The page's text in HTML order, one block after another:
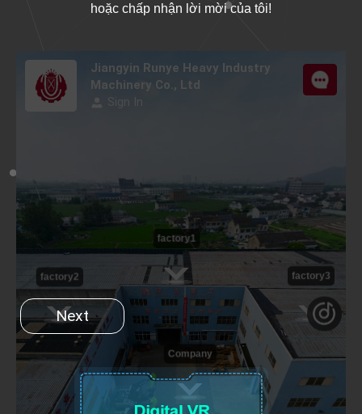
hoặc chấp nhận lời mời của tôi!